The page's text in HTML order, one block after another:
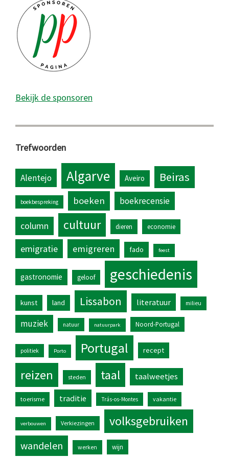
Bekijk de sponsoren
Trefwoorden
Alentejo Algarve Aveiro Beiras
boekbespreking boeken boekrecensie
column cultuur dieren economie
emigratie emigreren fado feest
gastronomie geloof geschiedenis
kunst land Lissabon literatuur milieu
muziek natuur natuurpark Noord-Portugal
politiek Porto Portugal recept
reizen steden taal taalweetjes
toerisme traditie Trás-os-Montes vakantie
verbouwen Verkiezingen volksgebruiken
wandelen werken wijn